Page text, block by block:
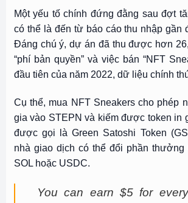
Một yếu tố chính đứng đằng sau đợt
có thể là đến từ báo cáo thu nhập gần
Đáng chú ý, dự án đã thu được hơn
“phí bản quyền” và việc bán “NFT
đầu tiên của năm 2022, dữ liệu chính
Cụ thể, mua NFT Sneakers cho phép
gia vào STEPN và kiếm được token in
được gọi là Green Satoshi Token
nhà giao dịch có thể đổi phần thưởng
SOLhoặc USDC.
You can earn $5 for